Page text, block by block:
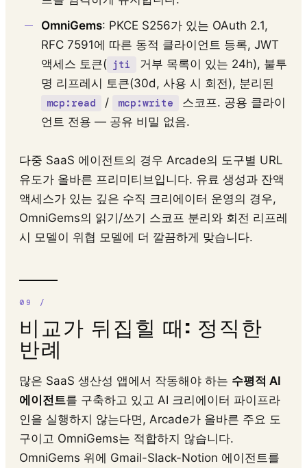
OmniGems: PKCE S256가 있는 OAuth 2.1,
RFC 7591에 따른 동적 클라이언트 등록, JWT
액세스 토큰( jti
거부 목록이 있는 24h), 불투
명 리프레시 토큰(30d, 사용 시 회전), 분리된
mcp:read
/ mcp:write
스코프. 공용 클라이
언트 전용 — 공유 비밀 없음.
다중 SaaS 에이전트의 경우 Arcade의 도구별 URL
유도가 올바른 프리미티브입니다. 유료 생성과 잔액
액세스가 있는 깊은 수직 크리에이터 운영의 경우,
OmniGems의 읽기/쓰기 스코프 분리와 회전 리프레
시 모델이 위협 모델에 더 깔끔하게 맞습니다.
비교가 뒤집힐 때: 정직한
반례
많은 SaaS 생산성 앱에서 작동해야 하는 수평적 AI
에이전트를 구축하고 있고 AI 크리에이터 파이프라
인을 실행하지 않는다면, Arcade가 올바른 주요 도
구이고 OmniGems는 적합하지 않습니다.
OmniGems 위에 Gmail-Slack-Notion 에이전트를